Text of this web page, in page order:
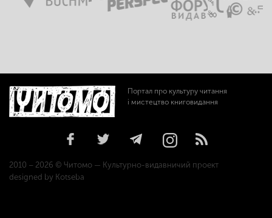
Портал про культуру читання
і мистецтво книговидання
2010 – 2026 © Читомо — Культурно-видавничий проект
designed by Kotseba